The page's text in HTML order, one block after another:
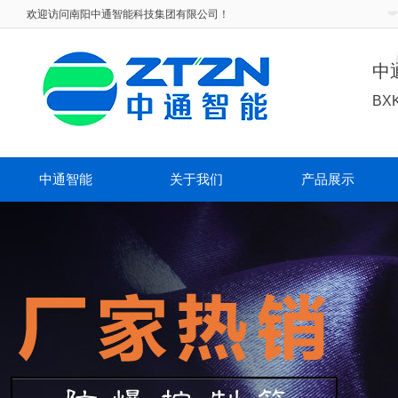
欢迎访问南阳中通智能科技集团有限公司！
中
中通智能 关于我们 产品展示